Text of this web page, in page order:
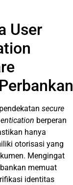
User
secure
berperan
hanya
otorisasi yang
Mengingat
memuat
identitas